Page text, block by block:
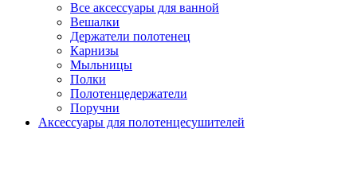
Все аксессуары для ванной
Вешалки
Держатели полотенец
Карнизы
Мыльницы
Полки
Полотенцедержатели
Поручни
Аксессуары для полотенцесушителей